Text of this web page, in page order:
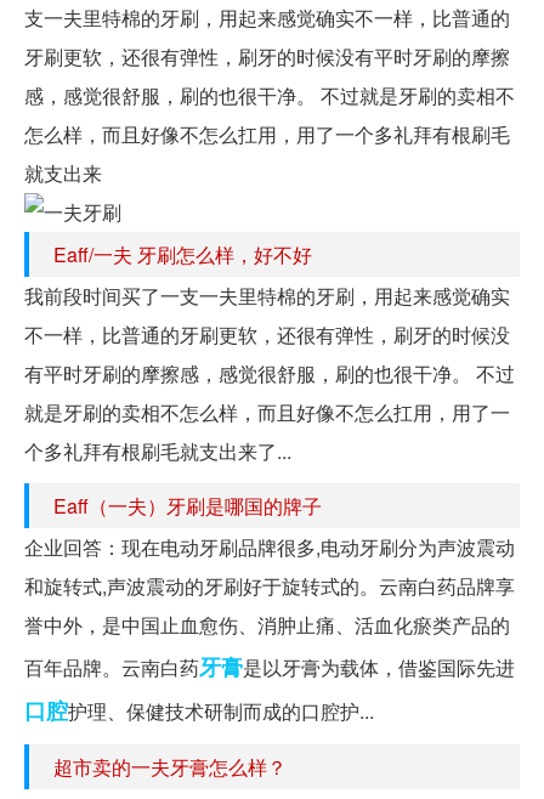
支一夫里特棉的牙刷，用起来感觉确实不一样，比普通的
牙刷更软，还很有弹性，刷牙的时候没有平时牙刷的摩擦
感，感觉很舒服，刷的也很干净。 不过就是牙刷的卖相不
怎么样，而且好像不怎么扛用，用了一个多礼拜有根刷毛
就支出来
Eaff/一夫 牙刷怎么样，好不好
我前段时间买了一支一夫里特棉的牙刷，用起来感觉确实
不一样，比普通的牙刷更软，还很有弹性，刷牙的时候没
有平时牙刷的摩擦感，感觉很舒服，刷的也很干净。 不过
就是牙刷的卖相不怎么样，而且好像不怎么扛用，用了一
个多礼拜有根刷毛就支出来了...
Eaff（一夫）牙刷是哪国的牌子
企业回答：现在电动牙刷品牌很多,电动牙刷分为声波震动
和旋转式,声波震动的牙刷好于旋转式的。云南白药品牌享
誉中外，是中国止血愈伤、消肿止痛、活血化瘀类产品的
百年品牌。云南白药牙膏是以牙膏为载体，借鉴国际先进
口腔护理、保健技术研制而成的口腔护...
超市卖的一夫牙膏怎么样？